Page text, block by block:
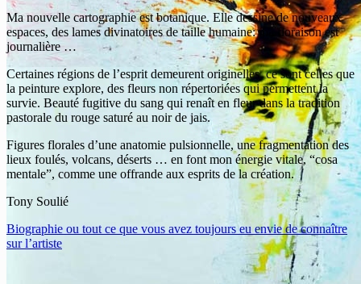
Ma nouvelle cartographie est botanique. Elle dessine de nouveaux
espaces, des lames divinatoires de taille humaine: ma floraison est
journalière …
Certaines régions de l’esprit demeurent originelles, ce sont celles que
la peinture explore, des fleurs non répertoriées qui permettent la
survie. Beauté fugitive du sang qui renaît en fleur dans la tradition
pastorale du rouge saturé au noir de jais.
Figures florales d’une anatomie pulsionnelle, une fragmentation des
lieux foulés, volcans, déserts … en font mon énergie vitale, “cosa
mentale”, comme une offrande aux esprits de la création.
Tony Soulié
Biographie ou tout ce que vous avez toujours eu envie de connaître
sur l’artiste